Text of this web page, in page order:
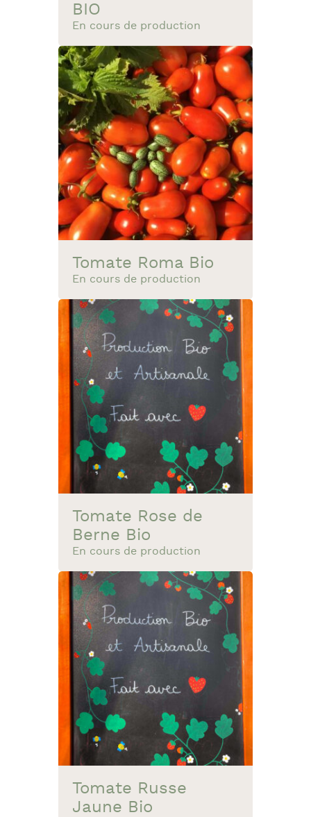
BIO
En cours de production
Tomate Roma Bio
En cours de production
Tomate Rose de
Berne Bio
En cours de production
Tomate Russe
Jaune Bio